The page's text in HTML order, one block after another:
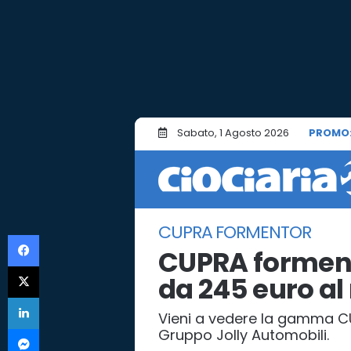
Sabato, 1 Agosto 2026
CUPRA FORMENTOR
CUPRA
da 245 euro
Vieni a vedere la gamma
Gruppo Jolly Automobili.